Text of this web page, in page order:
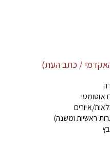
/ כתב העת)
אוטומטי
איורים
ראשיות ומשנה)